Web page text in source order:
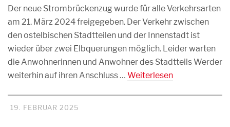
Der neue Strombrückenzug wurde für alle Verkehrsarten
am 21. März 2024 freigegeben. Der Verkehr zwischen
den ostelbischen Stadtteilen und der Innenstadt ist
wieder über zwei Elbquerungen möglich. Leider warten
die Anwohnerinnen und Anwohner des Stadtteils Werder
weiterhin auf ihren Anschluss … Weiterlesen
19. FEBRUAR 2025